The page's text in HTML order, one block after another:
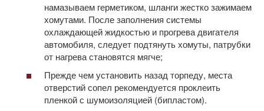
намазываем герметиком, шланги жестко зажимаем
хомутами. После заполнения системы
охлаждающей жидкостью и прогрева двигателя
автомобиля, следует подтянуть хомуты, патрубки
от нагрева становятся мягче;
Прежде чем установить назад торпеду, места
отверстий сопел рекомендуется проклеить
пленкой с шумоизоляцией (бипластом).